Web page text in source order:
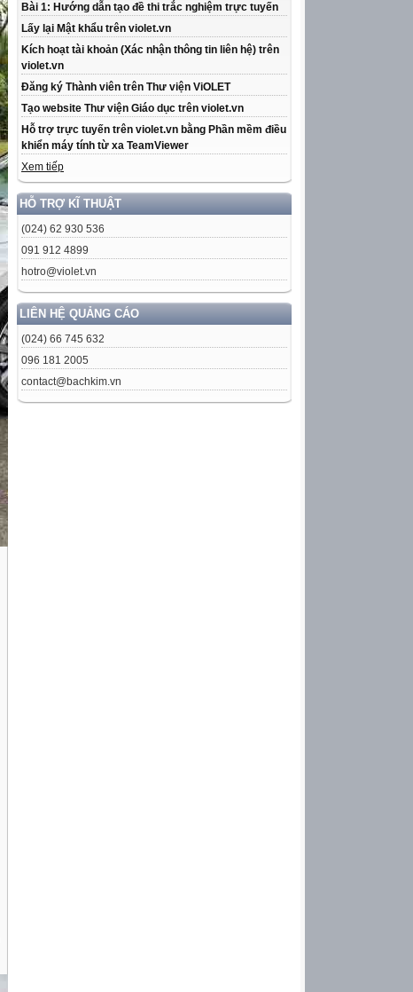
Bài 1: Hướng dẫn tạo đề thi trắc nghiệm trực tuyến
Lấy lại Mật khẩu trên violet.vn
Kích hoạt tài khoản (Xác nhận thông tin liên hệ) trên
violet.vn
Đăng ký Thành viên trên Thư viện ViOLET
Tạo website Thư viện Giáo dục trên violet.vn
Hỗ trợ trực tuyến trên violet.vn bằng Phần mềm điều
khiển máy tính từ xa TeamViewer
Xem tiếp
HỖ TRỢ KĨ THUẬT
(024) 62 930 536
091 912 4899
hotro@violet.vn
LIÊN HỆ QUẢNG CÁO
(024) 66 745 632
096 181 2005
contact@bachkim.vn